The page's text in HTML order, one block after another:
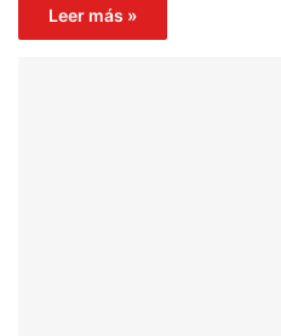
Leer más »